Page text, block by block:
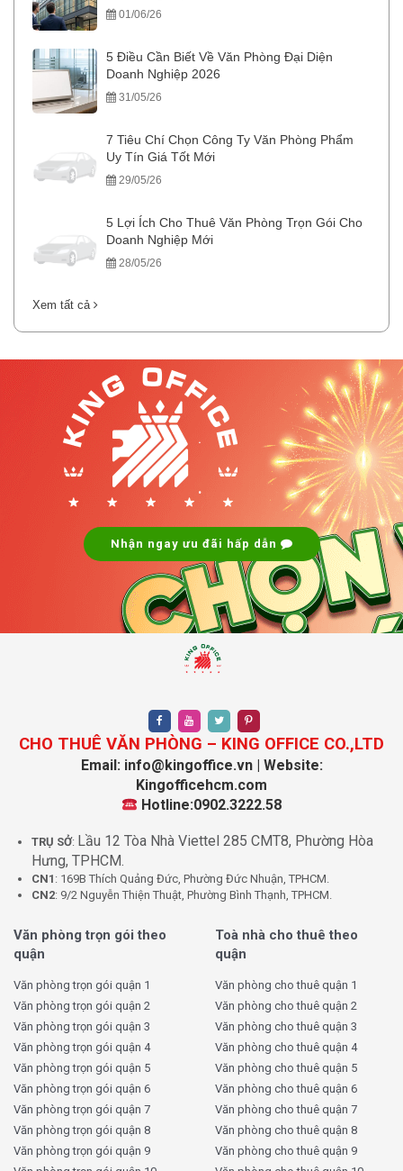
01/06/26
5 Điều Cần Biết Về Văn Phòng Đại Diện
Doanh Nghiệp 2026
31/05/26
7 Tiêu Chí Chọn Công Ty Văn Phòng Phẩm
Uy Tín Giá Tốt Mới
29/05/26
5 Lợi Ích Cho Thuê Văn Phòng Trọn Gói Cho
Doanh Nghiệp Mới
28/05/26
Xem tất cả
.
.
Nhận ngay ưu đãi hấp dẫn
CHO THUÊ VĂN PHÒNG – KING OFFICE CO.,LTD
Email: info@kingoffice.vn | Website:
Kingofficehcm.com
Hotline:0902.3222.58
TRỤ SỞ: Lầu 12 Tòa Nhà Viettel 285 CMT8, Phường Hòa
Hưng, TPHCM.
CN1 : 169B Thích Quảng Đức, Phường Đức Nhuận, TPHCM.
CN2: 9/2 Nguyễn Thiện Thuật, Phường Bình Thạnh, TPHCM.
Văn phòng trọn gói theo
quận
Văn phòng trọn gói quận 1
Văn phòng trọn gói quận 2
Văn phòng trọn gói quận 3
Văn phòng trọn gói quận 4
Văn phòng trọn gói quận 5
Văn phòng trọn gói quận 6
Văn phòng trọn gói quận 7
Văn phòng trọn gói quận 8
Văn phòng trọn gói quận 9
Toà nhà cho thuê theo
quận
Văn phòng cho thuê quận 1
Văn phòng cho thuê quận 2
Văn phòng cho thuê quận 3
Văn phòng cho thuê quận 4
Văn phòng cho thuê quận 5
Văn phòng cho thuê quận 6
Văn phòng cho thuê quận 7
Văn phòng cho thuê quận 8
Văn phòng cho thuê quận 9